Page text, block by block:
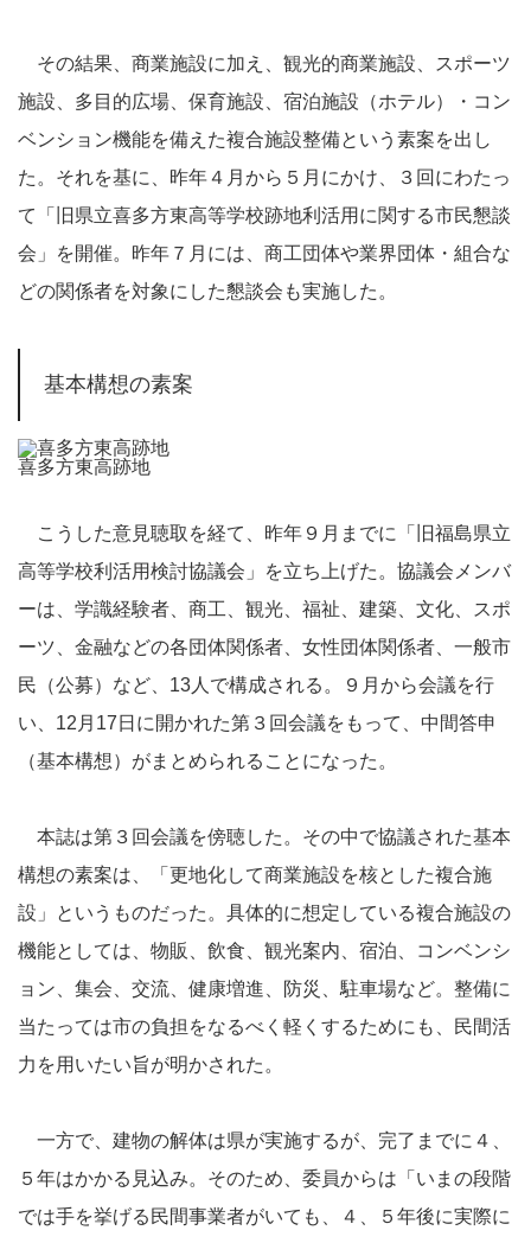
その結果、商業施設に加え、観光的商業施設、スポーツ
施設、多目的広場、保育施設、宿泊施設（ホテル）・コン
ベンション機能を備えた複合施設整備という素案を出し
た。それを基に、昨年４月から５月にかけ、３回にわたっ
て「旧県立喜多方東高等学校跡地利活用に関する市民懇談
会」を開催。昨年７月には、商工団体や業界団体・組合な
どの関係者を対象にした懇談会も実施した。
基本構想の素案
喜多方東高跡地
こうした意見聴取を経て、昨年９月までに「旧福島県立
高等学校利活用検討協議会」を立ち上げた。協議会メンバ
ーは、学識経験者、商工、観光、福祉、建築、文化、スポ
ーツ、金融などの各団体関係者、女性団体関係者、一般市
民（公募）など、13人で構成される。９月から会議を行
い、12月17日に開かれた第３回会議をもって、中間答申
（基本構想）がまとめられることになった。
本誌は第３回会議を傍聴した。その中で協議された基本
構想の素案は、「更地化して商業施設を核とした複合施
設」というものだった。具体的に想定している複合施設の
機能としては、物販、飲食、観光案内、宿泊、コンベンシ
ョン、集会、交流、健康増進、防災、駐車場など。整備に
当たっては市の負担をなるべく軽くするためにも、民間活
力を用いたい旨が明かされた。
一方で、建物の解体は県が実施するが、完了までに４、
５年はかかる見込み。そのため、委員からは「いまの段階
では手を挙げる民間事業者がいても、４、５年後に実際に